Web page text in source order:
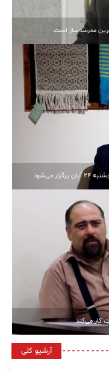
مدرسه‌ساز است
می‌شود
کار می‌کند
آرشیو کلی